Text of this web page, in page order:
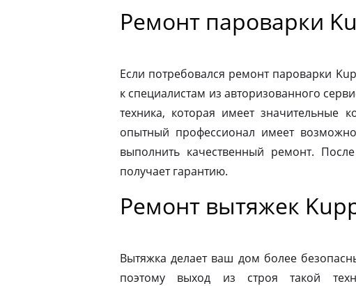
Ремонт пароварки
Если потребовался ремонт пароварки
к специалистам из авторизованного
техника, которая имеет значительные
опытный профессионал имеет
выполнить качественный ремонт.
получает гарантию.
Ремонт вытяжек
Вытяжка делает ваш дом более
поэтому выход из строя такой